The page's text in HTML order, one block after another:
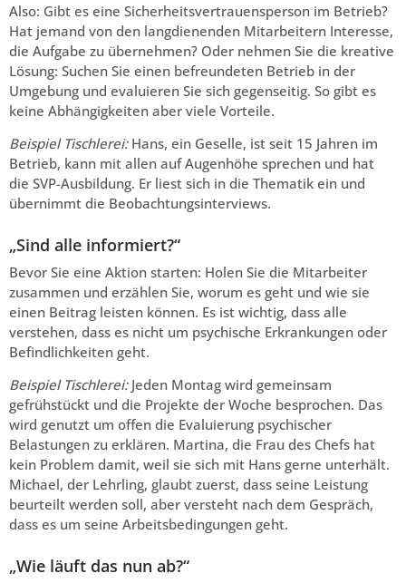
Also: Gibt es eine Sicherheitsvertrauensperson im Betrieb?
Hat jemand von den langdienenden Mitarbeitern Interesse,
die Aufgabe zu übernehmen? Oder nehmen Sie die kreative
Lösung: Suchen Sie einen befreundeten Betrieb in der
Umgebung und evaluieren Sie sich gegenseitig. So gibt es
keine Abhängigkeiten aber viele Vorteile.
Beispiel Tischlerei:Hans, ein Geselle, ist seit 15 Jahren im
Betrieb, kann mit allen auf Augenhöhe sprechen und hat
die SVP-Ausbildung. Er liest sich in die Thematik ein und
übernimmt die Beobachtungsinterviews.
„Sind alle informiert?“
Bevor Sie eine Aktion starten: Holen Sie die Mitarbeiter
zusammen und erzählen Sie, worum es geht und wie sie
einen Beitrag leisten können. Es ist wichtig, dass alle
verstehen, dass es nicht um psychische Erkrankungen oder
Befindlichkeiten geht.
Beispiel Tischlerei:Jeden Montag wird gemeinsam
gefrühstückt und die Projekte der Woche besprochen. Das
wird genutzt um offen die Evaluierung psychischer
Belastungen zu erklären. Martina, die Frau des Chefs hat
kein Problem damit, weil sie sich mit Hans gerne unterhält.
Michael, der Lehrling, glaubt zuerst, dass seine Leistung
beurteilt werden soll, aber versteht nach dem Gespräch,
dass es um seine Arbeitsbedingungen geht.
„Wie läuft das nun ab?“